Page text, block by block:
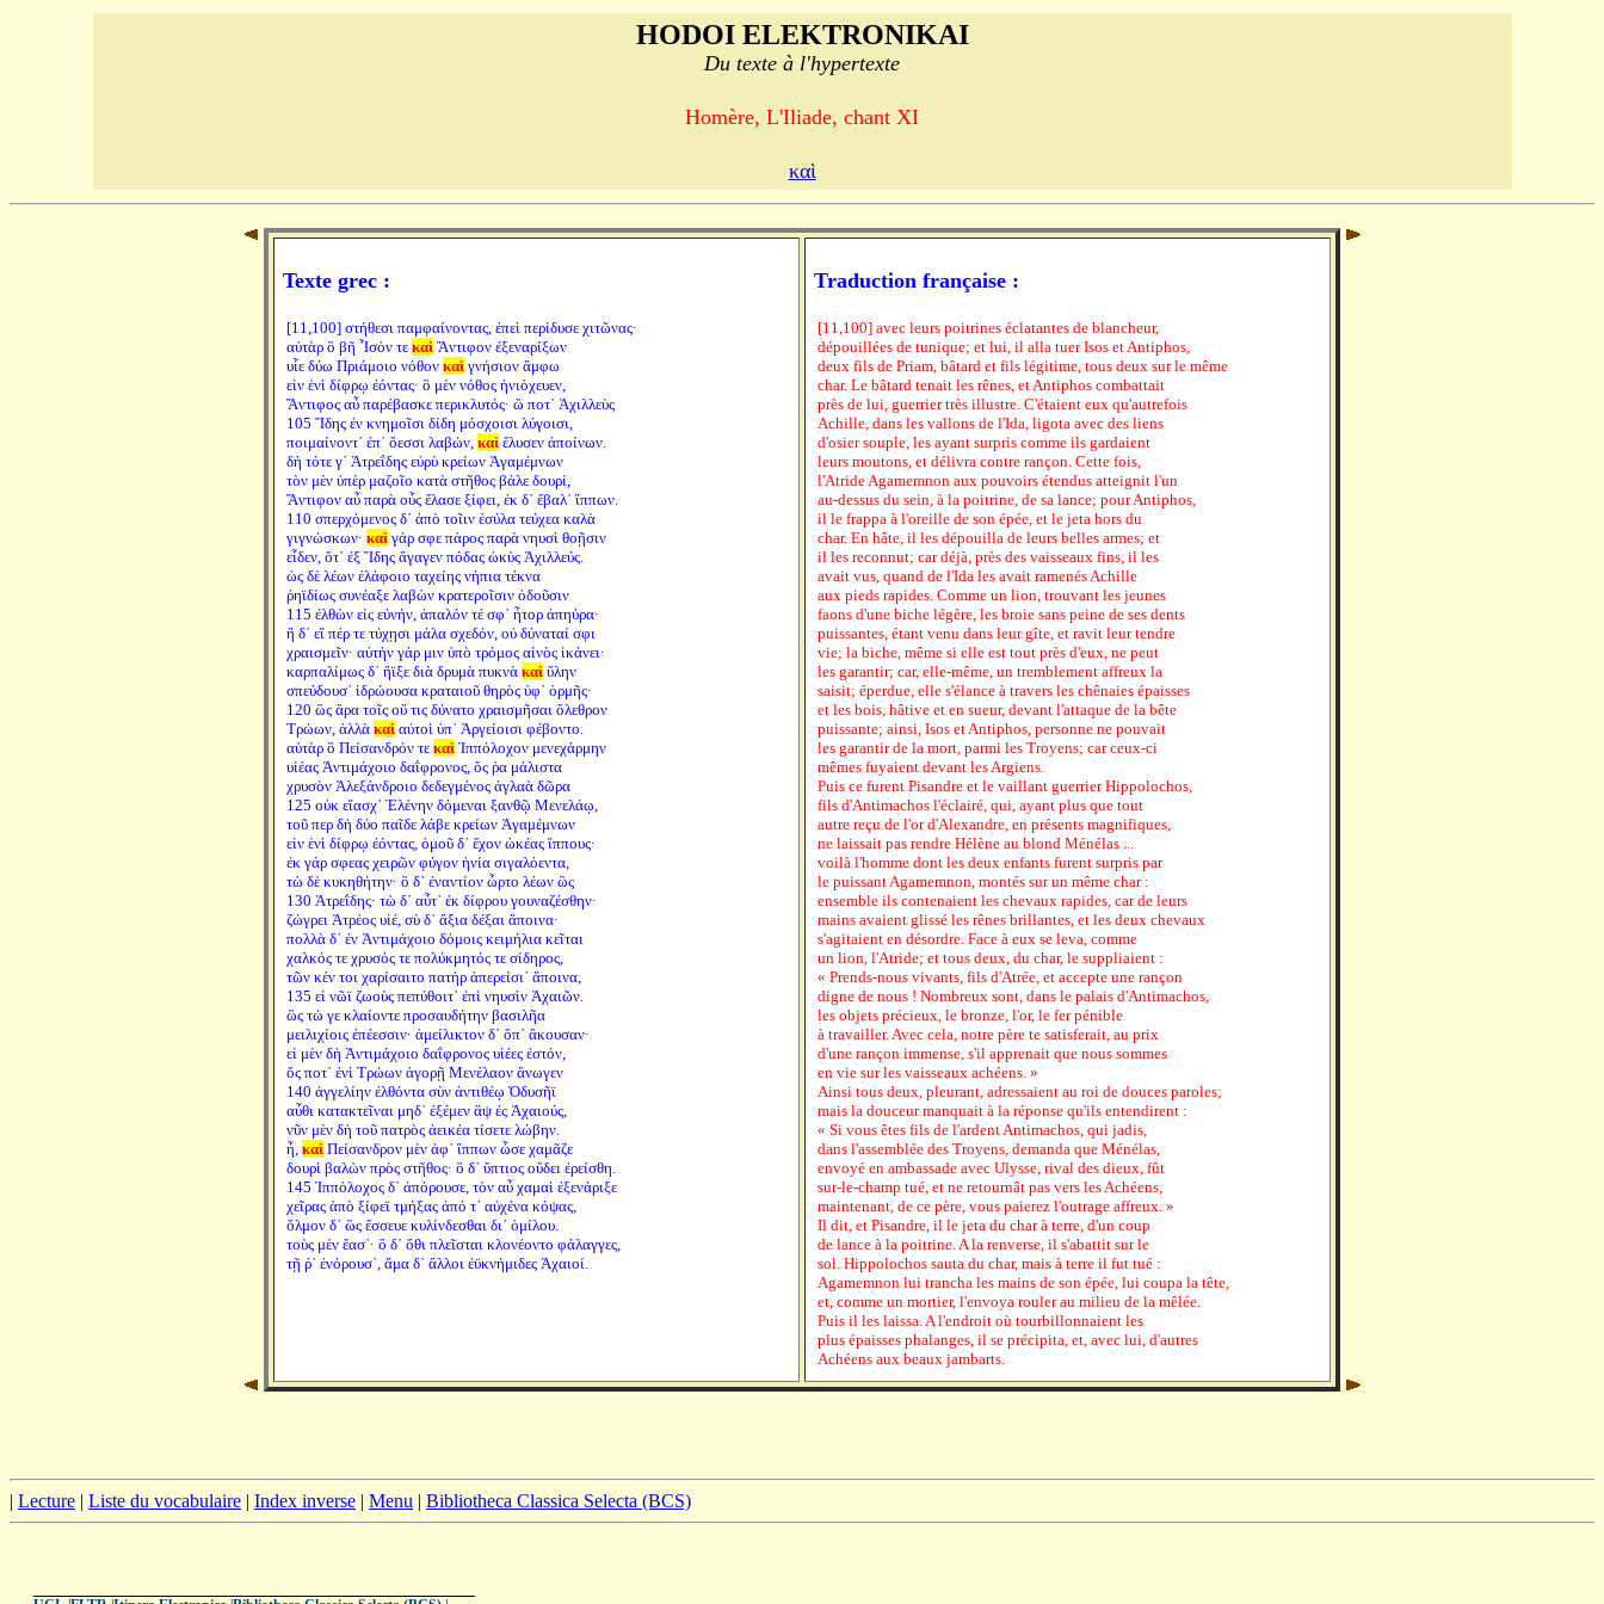
HODOI ELEKTRONIKAI
Du texte à l'hypertexte
Homère, L'Iliade, chant XI
καὶ
Texte grec :
[11,100] στήθεσι παμφαίνοντας, ἐπεὶ περίδυσε χιτῶνας·
αὐτὰρ ὃ βῆ Ἶσόν τε καὶἌντιφον ἐξεναρίξων
υἷε δύω Πριάμοιο νόθον καὶγνήσιον ἄμφω
εἰν ἑνὶ δίφρῳ ἐόντας· ὃ μὲν νόθος ἡνιόχευεν,
Ἄντιφος αὖ παρέβασκε περικλυτός· ὥ ποτ᾽ Ἀχιλλεὺς
105 Ἴδης ἐν κνημοῖσι δίδη μόσχοισι λύγοισι,
ποιμαίνοντ᾽ ἐπ᾽ ὄεσσι λαβών, καὶἔλυσεν ἀποίνων.
δὴ τότε γ᾽ Ἀτρεΐδης εὐρὺ κρείων Ἀγαμέμνων
τὸν μὲν ὑπὲρ μαζοῖο κατὰ στῆθος βάλε δουρί,
Ἄντιφον αὖ παρὰ οὖς ἔλασε ξίφει, ἐκ δ᾽ ἔβαλ᾽ ἵππων.
110 σπερχόμενος δ᾽ ἀπὸ τοῖιν ἐσύλα τεύχεα καλὰ
γιγνώσκων· καὶγάρ σφε πάρος παρὰ νηυσὶ θοῇσιν
εἶδεν, ὅτ᾽ ἐξ Ἴδης ἄγαγεν πόδας ὠκὺς Ἀχιλλεύς.
ὡς δὲ λέων ἐλάφοιο ταχείης νήπια τέκνα
ῥηϊδίως συνέαξε λαβὼν κρατεροῖσιν ὀδοῦσιν
115 ἐλθὼν εἰς εὐνήν, ἁπαλόν τέ σφ᾽ ἦτορ ἀπηύρα·
ἣ δ᾽ εἴ πέρ τε τύχῃσι μάλα σχεδόν, οὐ δύναταί σφι
χραισμεῖν· αὐτὴν γάρ μιν ὑπὸ τρόμος αἰνὸς ἱκάνει·
καρπαλίμως δ᾽ ἤϊξε διὰ δρυμὰ πυκνὰ καὶὕλην
σπεύδουσ᾽ ἱδρώουσα κραταιοῦ θηρὸς ὑφ᾽ ὁρμῆς·
120 ὣς ἄρα τοῖς οὔ τις δύνατο χραισμῆσαι ὄλεθρον
Τρώων, ἀλλὰ καὶαὐτοὶ ὑπ᾽ Ἀργείοισι φέβοντο.
αὐτὰρ ὃ Πείσανδρόν τε καὶἹππόλοχον μενεχάρμην
υἱέας Ἀντιμάχοιο δαΐφρονος, ὅς ῥα μάλιστα
χρυσὸν Ἀλεξάνδροιο δεδεγμένος ἀγλαὰ δῶρα
125 οὐκ εἴασχ᾽ Ἑλένην δόμεναι ξανθῷ Μενελάῳ,
τοῦ περ δὴ δύο παῖδε λάβε κρείων Ἀγαμέμνων
εἰν ἑνὶ δίφρῳ ἐόντας, ὁμοῦ δ᾽ ἔχον ὠκέας ἵππους·
ἐκ γάρ σφεας χειρῶν φύγον ἡνία σιγαλόεντα,
τὼ δὲ κυκηθήτην· ὃ δ᾽ ἐναντίον ὦρτο λέων ὣς
130 Ἀτρεΐδης· τὼ δ᾽ αὖτ᾽ ἐκ δίφρου γουναζέσθην·
ζώγρει Ἀτρέος υἱέ, σὺ δ᾽ ἄξια δέξαι ἄποινα·
πολλὰ δ᾽ ἐν Ἀντιμάχοιο δόμοις κειμήλια κεῖται
χαλκός τε χρυσός τε πολύκμητός τε σίδηρος,
τῶν κέν τοι χαρίσαιτο πατὴρ ἀπερείσι᾽ ἄποινα,
135 εἰ νῶϊ ζωοὺς πεπύθοιτ᾽ ἐπὶ νηυσὶν Ἀχαιῶν.
ὣς τώ γε κλαίοντε προσαυδήτην βασιλῆα
μειλιχίοις ἐπέεσσιν· ἀμείλικτον δ᾽ ὄπ᾽ ἄκουσαν·
εἰ μὲν δὴ Ἀντιμάχοιο δαΐφρονος υἱέες ἐστόν,
ὅς ποτ᾽ ἐνὶ Τρώων ἀγορῇ Μενέλαον ἄνωγεν
140 ἀγγελίην ἐλθόντα σὺν ἀντιθέῳ Ὀδυσῆϊ
αὖθι κατακτεῖναι μηδ᾽ ἐξέμεν ἂψ ἐς Ἀχαιούς,
νῦν μὲν δὴ τοῦ πατρὸς ἀεικέα τίσετε λώβην.
ἦ, καὶΠείσανδρον μὲν ἀφ᾽ ἵππων ὦσε χαμᾶζε
δουρὶ βαλὼν πρὸς στῆθος· ὃ δ᾽ ὕπτιος οὔδει ἐρείσθη.
145 Ἱππόλοχος δ᾽ ἀπόρουσε, τὸν αὖ χαμαὶ ἐξενάριξε
χεῖρας ἀπὸ ξίφεϊ τμήξας ἀπό τ᾽ αὐχένα κόψας,
ὅλμον δ᾽ ὣς ἔσσευε κυλίνδεσθαι δι᾽ ὁμίλου.
τοὺς μὲν ἔασ᾽· ὃ δ᾽ ὅθι πλεῖσται κλονέοντο φάλαγγες,
τῇ ῥ᾽ ἐνόρουσ᾽, ἅμα δ᾽ ἄλλοι ἐϋκνήμιδες Ἀχαιοί.
Traduction française :
[11,100] avec leurs poitrines éclatantes de blancheur,
dépouillées de tunique; et lui, il alla tuer Isos et Antiphos,
deux fils de Priam, bâtard et fils légitime, tous deux sur le même
char. Le bâtard tenait les rênes, et Antiphos combattait
près de lui, guerrier très illustre. C'étaient eux qu'autrefois
Achille, dans les vallons de l'Ida, ligota avec des liens
d'osier souple, les ayant surpris comme ils gardaient
leurs moutons, et délivra contre rançon. Cette fois,
l'Atride Agamemnon aux pouvoirs étendus atteignit l'un
au-dessus du sein, à la poitrine, de sa lance; pour Antiphos,
il le frappa à l'oreille de son épée, et le jeta hors du
char. En hâte, il les dépouilla de leurs belles armes; et
il les reconnut; car déjà, près des vaisseaux fins, il les
avait vus, quand de l'Ida les avait ramenés Achille
aux pieds rapides. Comme un lion, trouvant les jeunes
faons d'une biche légère, les broie sans peine de ses dents
puissantes, étant venu dans leur gîte, et ravit leur tendre
vie; la biche, même si elle est tout près d'eux, ne peut
les garantir; car, elle-même, un tremblement affreux la
saisit; éperdue, elle s'élance à travers les chênaies épaisses
et les bois, hâtive et en sueur, devant l'attaque de la bête
puissante; ainsi, Isos et Antiphos, personne ne pouvait
les garantir de la mort, parmi les Troyens; car ceux-ci
mêmes fuyaient devant les Argiens.
Puis ce furent Pisandre et le vaillant guerrier Hippolochos,
fils d'Antimachos l'éclairé, qui, ayant plus que tout
autre reçu de l'or d'Alexandre, en présents magnifiques,
ne laissait pas rendre Hélène au blond Ménélas ...
voilà l'homme dont les deux enfants furent surpris par
le puissant Agamemnon, montés sur un même char :
ensemble ils contenaient les chevaux rapides, car de leurs
mains avaient glissé les rênes brillantes, et les deux chevaux
s'agitaient en désordre. Face à eux se leva, comme
un lion, l'Atride; et tous deux, du char, le suppliaient :
« Prends-nous vivants, fils d'Atrée, et accepte une rançon
digne de nous ! Nombreux sont, dans le palais d'Antimachos,
les objets précieux, le bronze, l'or, le fer pénible
à travailler. Avec cela, notre père te satisferait, au prix
d'une rançon immense, s'il apprenait que nous sommes
en vie sur les vaisseaux achéens. »
Ainsi tous deux, pleurant, adressaient au roi de douces paroles;
mais la douceur manquait à la réponse qu'ils entendirent :
« Si vous êtes fils de l'ardent Antimachos, qui jadis,
dans l'assemblée des Troyens, demanda que Ménélas,
envoyé en ambassade avec Ulysse, rival des dieux, fût
sur-le-champ tué, et ne retournât pas vers les Achéens,
maintenant, de ce père, vous paierez l'outrage affreux. »
Il dit, et Pisandre, il le jeta du char à terre, d'un coup
de lance à la poitrine. A la renverse, il s'abattit sur le
sol. Hippolochos sauta du char, mais à terre il fut tué :
Agamemnon lui trancha les mains de son épée, lui coupa la tête,
et, comme un mortier, l'envoya rouler au milieu de la mêlée.
Puis il les laissa. A l'endroit où tourbillonnaient les
plus épaisses phalanges, il se précipita, et, avec lui, d'autres
Achéens aux beaux jambarts.
| Lecture | Liste du vocabulaire | Index inverse | Menu | Bibliotheca Classica Selecta (BCS)